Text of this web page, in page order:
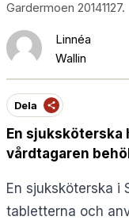
Gardermoen 20141127.
Linnéa
Wallin
Dela
En
vårdtagaren
En sjuksköterska i
tabletterna och